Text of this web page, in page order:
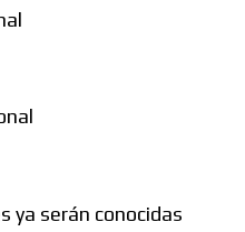
ya serán conocidas